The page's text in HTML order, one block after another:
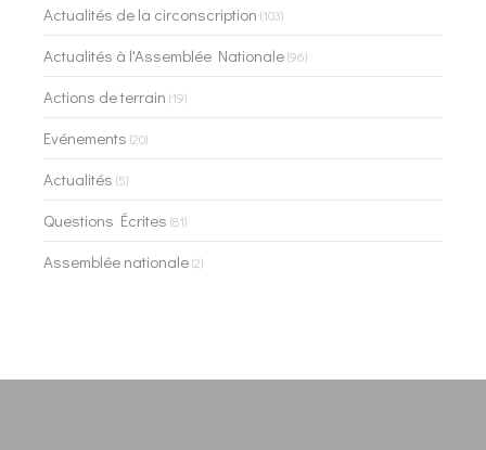
Actualités de la circonscription (103)
Actualités à l'Assemblée Nationale(96)
Actions de terrain (19)
Evénements (20)
Actualités (5)
Questions Écrites (81)
Assemblée nationale(2)